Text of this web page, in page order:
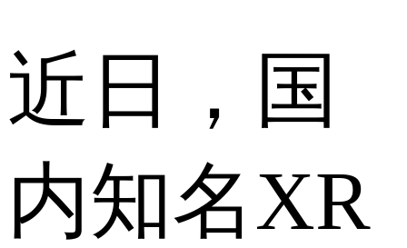
近日，国
内知名XR